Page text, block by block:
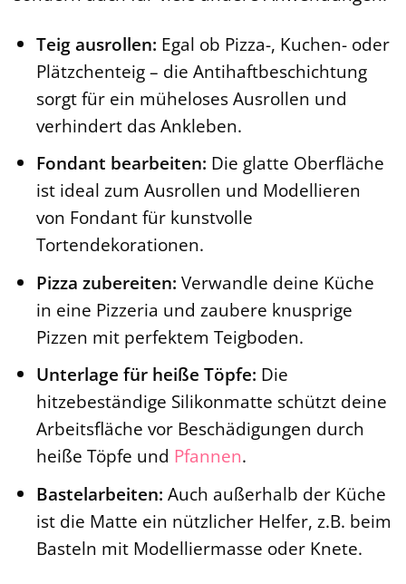
Teig ausrollen: Egal ob Pizza-, Kuchen- oder
Plätzchenteig – die Antihaftbeschichtung
sorgt für ein müheloses Ausrollen und
verhindert das Ankleben.
Fondant bearbeiten: Die glatte Oberfläche
ist ideal zum Ausrollen und Modellieren
von Fondant für kunstvolle
Tortendekorationen.
Pizza zubereiten: Verwandle deine Küche
in eine Pizzeria und zaubere knusprige
Pizzen mit perfektem Teigboden.
Unterlage für heiße Töpfe: Die
hitzebeständige Silikonmatte schützt deine
Arbeitsfläche vor Beschädigungen durch
heiße Töpfe und Pfannen.
Bastelarbeiten: Auch außerhalb der Küche
ist die Matte ein nützlicher Helfer, z.B. beim
Basteln mit Modelliermasse oder Knete.